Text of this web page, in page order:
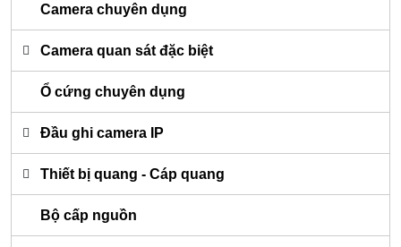
Camera chuyên dụng
Camera quan sát đặc biệt
Ổ cứng chuyên dụng
Đầu ghi camera IP
Thiết bị quang - Cáp quang
Bộ cấp nguồn